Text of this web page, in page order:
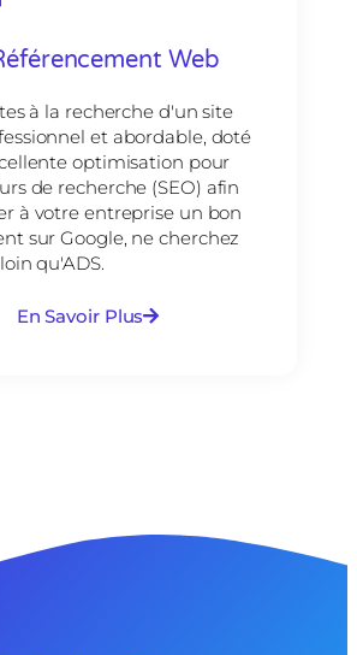
Web
à la recherche d'un site
et abordable, doté
optimisation pour
de recherche (SEO) afin
à votre entreprise un bon
sur Google, ne cherchez
qu'ADS.
En Savoir Plus